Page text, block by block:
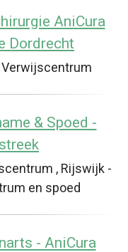
AniCura
Dordrecht
& Spoed -
, Rijswijk -
en spoed
- AniCura